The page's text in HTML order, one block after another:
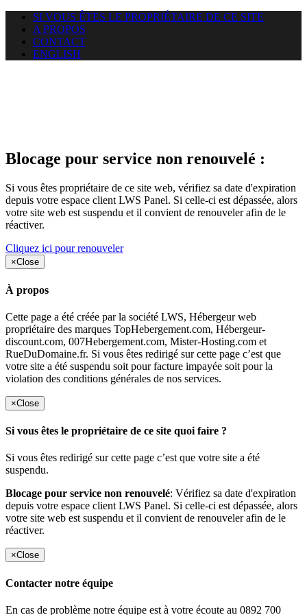
SI VOUS ÊTES LE PROPRIÉTAIRE DE CE SITE
A PROPOS
CONTACT
ENGLISH
Blocage pour service non renouvelé :
Si vous êtes propriétaire de ce site web, vérifiez sa date d'expiration
depuis votre espace client LWS Panel. Si celle-ci est dépassée, alors
votre site web est suspendu et il convient de renouveler afin de le
réactiver.
Cliquez ici pour renouveler
×Close
À propos
Cette page a été créée par la société LWS, Hébergeur web
propriétaire des marques TopHebergement.com, Hébergeur-
discount.com, 007Hebergement.com, Mister-Hosting.com et
RueDuDomaine.fr. Si vous êtes redirigé sur cette page c’est que
votre site a été suspendu soit pour facture impayée soit pour la
violation des conditions générales de nos services.
×Close
Si vous êtes le propriétaire de ce site quoi faire ?
Si vous êtes redirigé sur cette page c’est que votre site a été
suspendu.
Blocage pour service non renouvelé: Vérifiez sa date d'expiration
depuis votre espace client LWS Panel. Si celle-ci est dépassée, alors
votre site web est suspendu et il convient de renouveler afin de le
réactiver.
×Close
Contacter notre équipe
En cas de problème notre équipe est à votre écoute au 0892 700